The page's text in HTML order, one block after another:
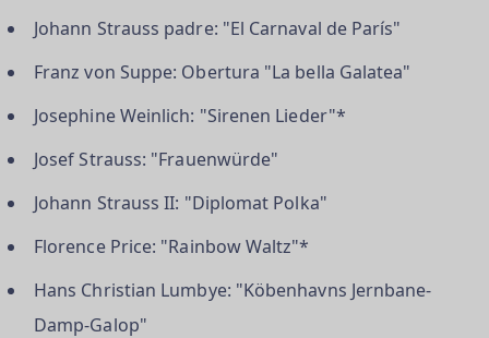
Johann Strauss padre: "El Carnaval de París"
Franz von Suppe: Obertura "La bella Galatea"
Josephine Weinlich: "Sirenen Lieder"*
Josef Strauss: "Frauenwürde"
Johann Strauss II: "Diplomat Polka"
Florence Price: "Rainbow Waltz"*
Hans Christian Lumbye: "Köbenhavns Jernbane-
Damp-Galop"